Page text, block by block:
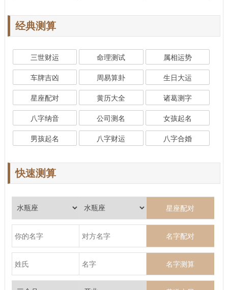
经典测算
三世财运 命理测试 属相运势
车牌吉凶 周易算卦 生日大运
星座配对 黄历大全 诸葛测字
八字纳音 公司测名 女孩起名
男孩起名 八字财运 八字合婚
快速测算